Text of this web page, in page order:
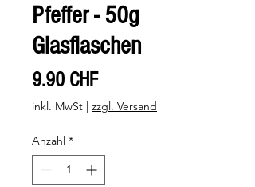
Pfeffer - 50g
Glasflaschen
9.90 CHFPreis
inkl. MwSt | zzgl. Versand
Anzahl *